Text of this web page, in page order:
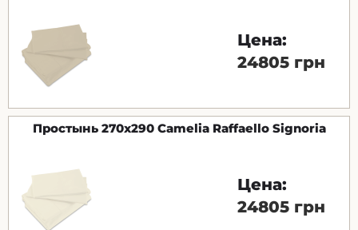
Цена:
24805 грн
Простынь 270х290 Camelia Raffaello Signoria
Цена:
24805 грн